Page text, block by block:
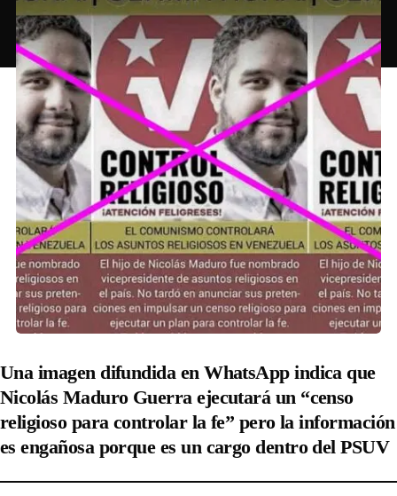
Una imagen difundida en WhatsApp indica que
Nicolás Maduro Guerra ejecutará un “censo
religioso para controlar la fe” pero la información
es engañosa porque es un cargo dentro del PSUV